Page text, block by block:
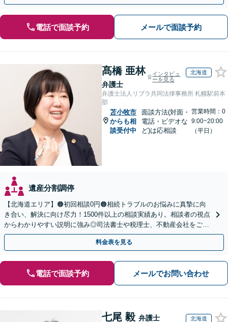
電話で面談予約 メールで面談予約
髙橋 亜林
弁護士
インタビュ
ーを見る
北海道
弁護士法人リブラ共同法律事務所 札幌駅前本
部
苫小牧市
からも相
談受付中
面談方法(対面・
電話・ビデオな
ど)は応相談
営業時間：0
9:00~20:00
（平日）
遺産分割調停
【北海道エリア】🟠初回相談0円🟠相続トラブルのお悩みに真摯に向
き合い、解決に向け尽力！1500件以上の相談実績あり。相談者の視点
からわかりやすい説明に強み◎司法書士や税理士、不動産会社をご紹
介し、登記や相続税の申告までワンストップで対応
料金表を見る
電話で面談予約 メールでお問い合わせ
七尾 毅 弁護士 北海道